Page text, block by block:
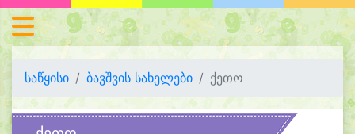
საწყისი ბავშვის სახელები ქეთო